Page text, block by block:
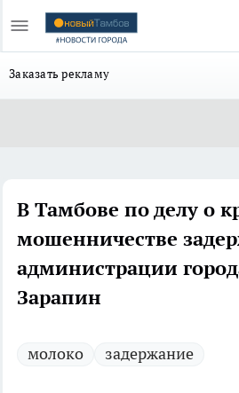
Заказать рекламу
В Тамбове по делу о
мошенничестве
администрации
Зарапин
молоко задержание